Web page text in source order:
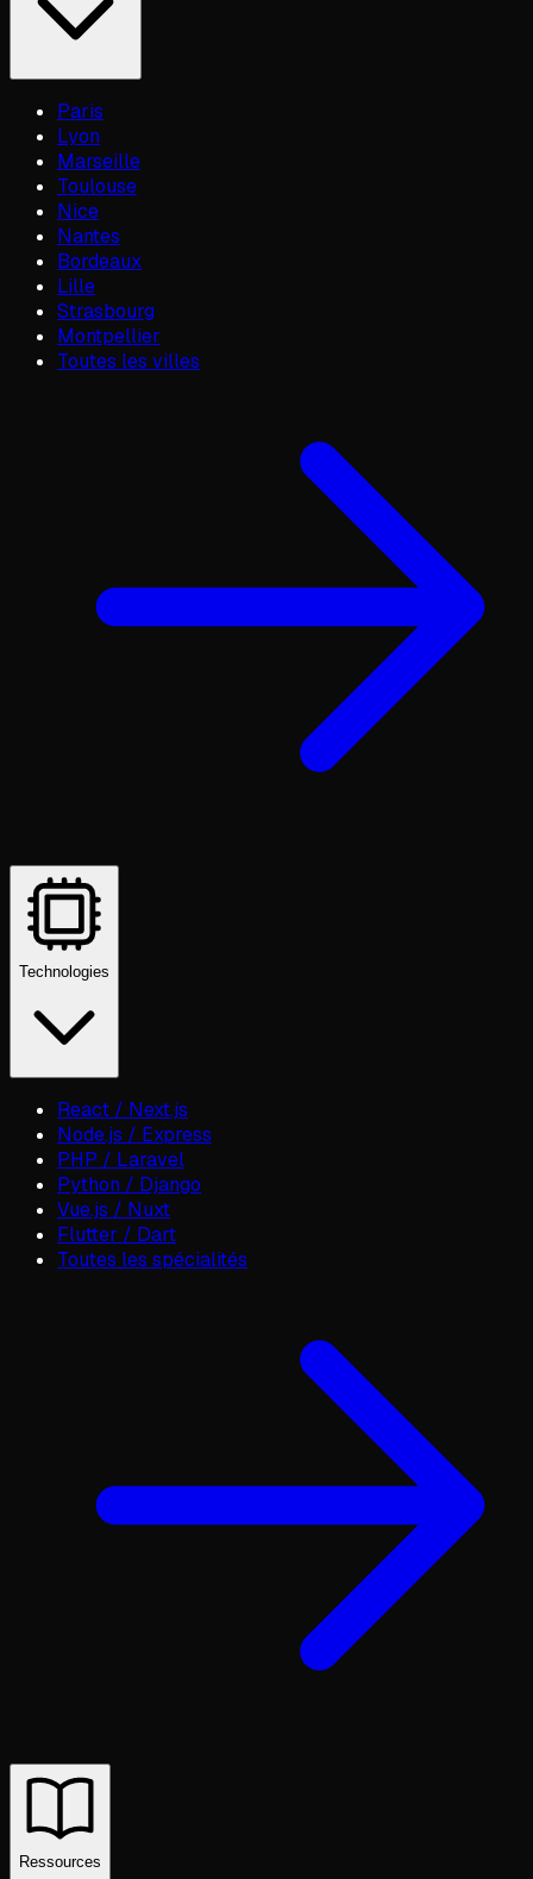
Paris
Lyon
Marseille
Toulouse
Nice
Nantes
Bordeaux
Lille
Strasbourg
Montpellier
Toutes les villes
Technologies
React / Next.js
Node.js / Express
PHP / Laravel
Python / Django
Vue.js / Nuxt
Flutter / Dart
Toutes les spécialités
Ressources